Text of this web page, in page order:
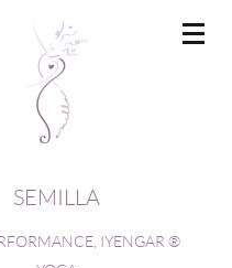
SEMILLA
IYENGAR ®